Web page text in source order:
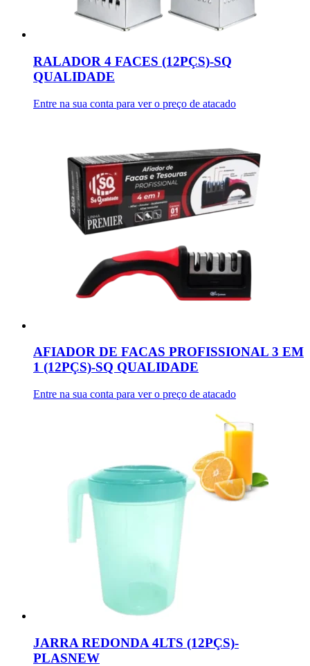
RALADOR 4 FACES (12PÇS)-SQ
QUALIDADE
Entre na sua conta para ver o preço de atacado
AFIADOR DE FACAS PROFISSIONAL 3 EM
1 (12PÇS)-SQ QUALIDADE
Entre na sua conta para ver o preço de atacado
JARRA REDONDA 4LTS (12PÇS)-
PLASNEW